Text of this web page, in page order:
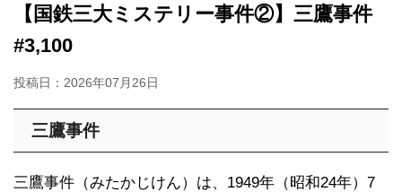
【国鉄三大ミステリー事件②】三鷹事件
#3,100
投稿日： 2026年07月26日
三鷹事件
三鷹事件（みたかじけん）は、1949年（昭和24年）7